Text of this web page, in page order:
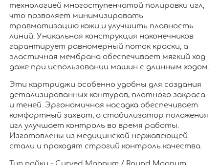
технологией многоступенчатой полировки игл,
что позволяет минимизировать
травматизацию кожи и улучшить плавность
линий. Уникальная конструкция наконечников
гарантирует равномерный поток краски, а
эластичная мембрана обеспечивает мягкий ход
даже при использовании машин с длинным ходом.
Эти картриджи особенно удобны для создания
детализированных контуров, плотного закраса
и теней. Эргономичная насадка обеспечивает
комфортный захват, а стабилизатор положения
игл улучшает контроль во время работы.
Изготовлены из медицинской нержавеющей
стали и проходят строгий контроль качества.